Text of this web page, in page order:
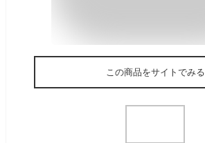
この商品をサイトでみる